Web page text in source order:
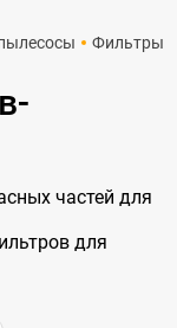
Фильтры
частей для
для